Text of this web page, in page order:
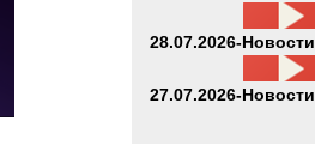
28.07.2026-Новости
27.07.2026-Новости